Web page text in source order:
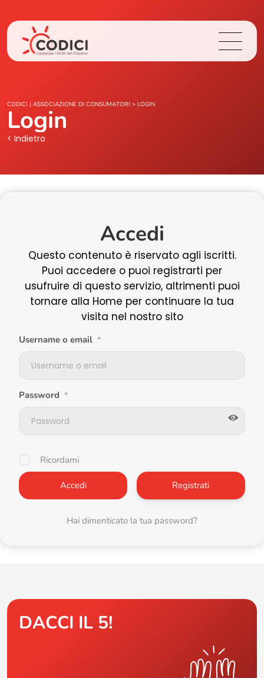
Chi Siamo
Cosa Facciamo
Login
CODICI | ASSOCIAZIONE DI CONSUMATORI > LOGIN
Login
< Indietro
Accedi
Questo contenuto è riservato agli iscritti.
Puoi accedere o puoi registrarti per
usufruire di questo servizio, altrimenti puoi
tornare alla Home per continuare la tua
visita nel nostro sito
Username o email *
Password *
Ricordami
Registrati
Hai dimenticato la tua password?
DACCI IL 5!